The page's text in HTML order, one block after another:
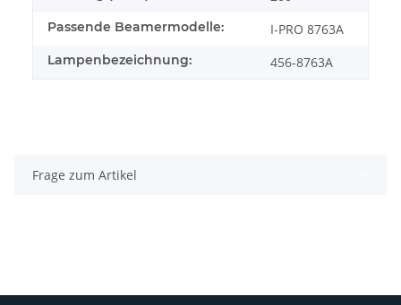
Passende Beamermodelle: I-PRO 8763A
Lampenbezeichnung: 456-8763A
Frage zum Artikel